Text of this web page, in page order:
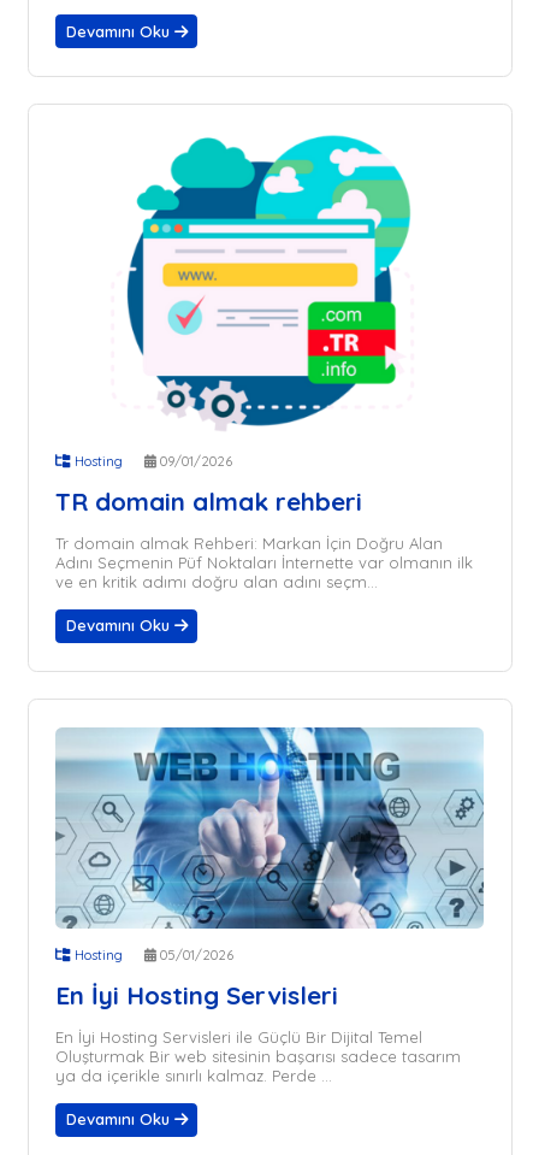
Devamını Oku
Hosting 09/01/2026
TR domain almak rehberi
Tr domain almak Rehberi: Markan İçin Doğru Alan
Adını Seçmenin Püf Noktaları İnternette var olmanın ilk
ve en kritik adımı doğru alan adını seçm...
Devamını Oku
Hosting 05/01/2026
En İyi Hosting Servisleri
En İyi Hosting Servisleri ile Güçlü Bir Dijital Temel
Oluşturmak Bir web sitesinin başarısı sadece tasarım
ya da içerikle sınırlı kalmaz. Perde ...
Devamını Oku